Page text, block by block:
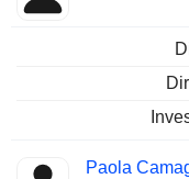
Paola